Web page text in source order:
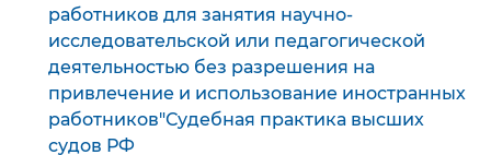
работников для занятия научно-
исследовательской или педагогической
деятельностью без разрешения на
привлечение и использование иностранных
работников"Судебная практика высших
судов РФ